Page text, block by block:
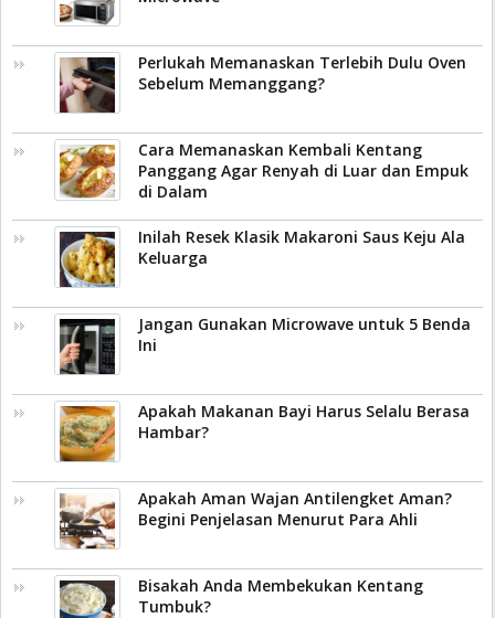
Perlukah Memanaskan Terlebih Dulu Oven
Sebelum Memanggang?
Cara Memanaskan Kembali Kentang
Panggang Agar Renyah di Luar dan Empuk
di Dalam
Inilah Resek Klasik Makaroni Saus Keju Ala
Keluarga
Jangan Gunakan Microwave untuk 5 Benda
Ini
Apakah Makanan Bayi Harus Selalu Berasa
Hambar?
Apakah Aman Wajan Antilengket Aman?
Begini Penjelasan Menurut Para Ahli
Bisakah Anda Membekukan Kentang
Tumbuk?